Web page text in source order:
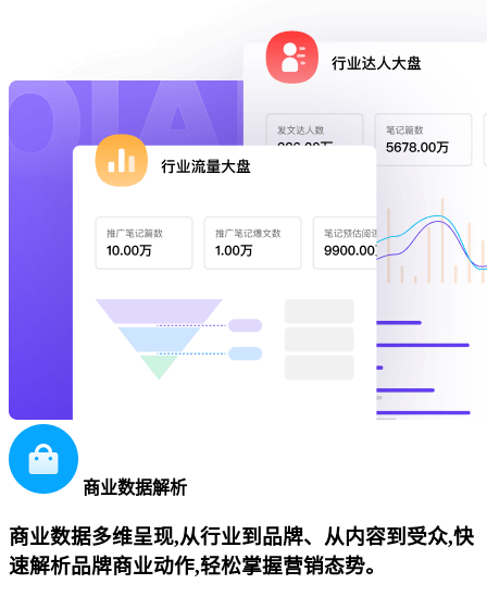
商业数据解析
商业数据多维呈现,从行业到品牌、从内容到受众,快
速解析品牌商业动作,轻松掌握营销态势。